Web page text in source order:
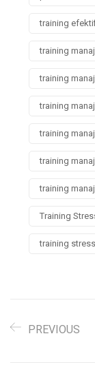
training
training
training
training
training
training
training
Training
training
PREVIOUS